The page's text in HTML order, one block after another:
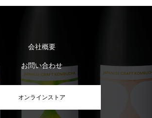
会社概要
お問い合わせ
オンラインストア